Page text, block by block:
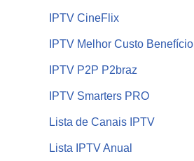
IPTV CineFlix
IPTV Melhor Custo Benefício
IPTV P2P P2braz
IPTV Smarters PRO
Lista de Canais IPTV
Lista IPTV Anual